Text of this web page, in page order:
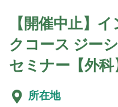
【開催中止】
クコース ジー
セミナー【外科】
所在地